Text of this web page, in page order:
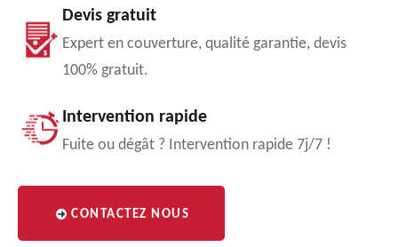
Devis gratuit
Expert en couverture, qualité garantie, devis
100% gratuit.
Intervention rapide
Fuite ou dégât ? Intervention rapide 7j/7 !
CONTACTEZ NOUS